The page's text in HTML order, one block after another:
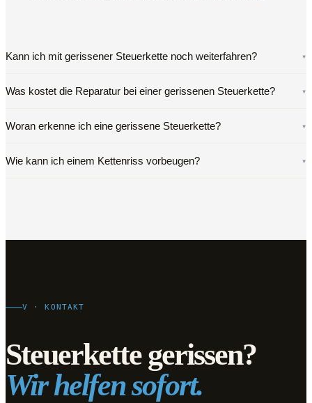
Kann ich mit gerissener Steuerkette noch weiterfahren? ▾
Was kostet die Reparatur bei einer gerissenen Steuerkette? ▾
Woran erkenne ich eine gerissene Steuerkette? ▾
Wie kann ich einem Kettenriss vorbeugen? ▾
V · KONTAKT
Steuerkette gerissen?
Wir helfen sofort.